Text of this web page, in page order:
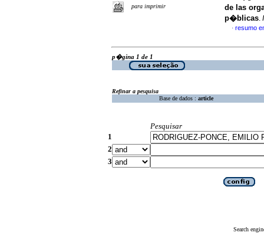
para imprimir
de las
p�blicas.
· resumo
p�gina 1 de 1
Refinar a pesquisa
Base de dados : article
Pesquisar
1
2
3
Search